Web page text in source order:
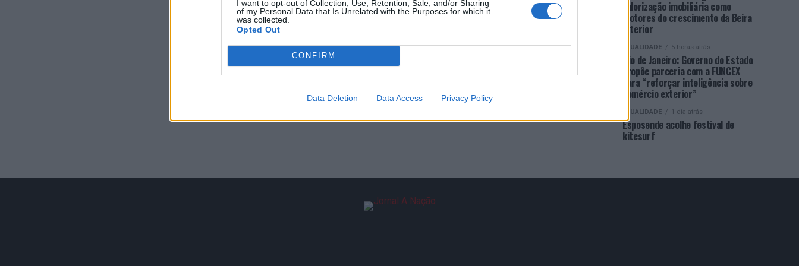
I want to opt-out of Collection, Use, Retention, Sale, and/or Sharing
of my Personal Data that Is Unrelated with the Purposes for which it
was collected.
Opted Out
CONFIRM
Data Deletion Data Access Privacy Policy
valorização imobiliária como
motores do crescimento da Beira
Interior
ATUALIDADE 5 horas atrás
Rio de Janeiro: Governo do Estado
propõe parceria com a FUNCEX
para “reforçar inteligência sobre
comércio exterior”
ATUALIDADE 1 dia atrás
Esposende acolhe festival de
kitesurf